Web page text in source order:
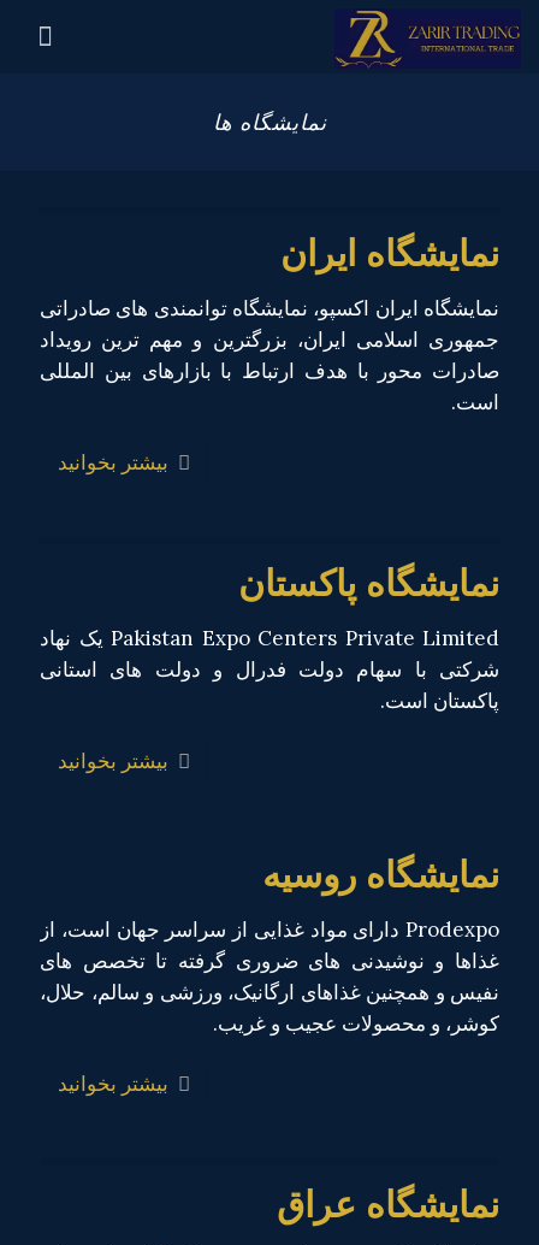
نمایشگاه ها
نمایشگاه ایران
نمایشگاه ایران اکسپو، نمایشگاه توانمندی های صادراتی
جمهوری اسلامی ایران، بزرگترین و مهم ترین رویداد
صادرات محور با هدف ارتباط با بازارهای بین المللی
است.
بیشتر بخوانید
نمایشگاه پاکستان
Pakistan Expo Centers Private Limited یک نهاد
شرکتی با سهام دولت فدرال و دولت های استانی
پاکستان است.
بیشتر بخوانید
نمایشگاه روسیه
Prodexpo دارای مواد غذایی از سراسر جهان است، از
غذاها و نوشیدنی های ضروری گرفته تا تخصص های
نفیس و همچنین غذاهای ارگانیک، ورزشی و سالم، حلال،
کوشر، و محصولات عجیب و غریب.
بیشتر بخوانید
نمایشگاه عراق